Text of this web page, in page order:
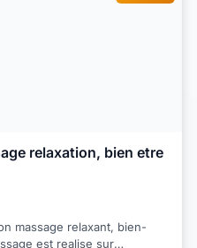
relaxation, bien etre